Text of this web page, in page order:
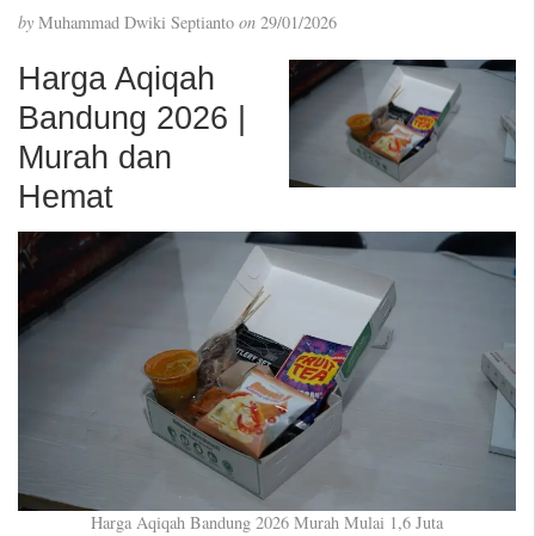
t
by Muhammad Dwiki Septianto on 29/01/2026
Harga Aqiqah
Bandung 2026 |
Murah dan
Hemat
Harga Aqiqah Bandung 2026 Murah Mulai 1,6 Juta